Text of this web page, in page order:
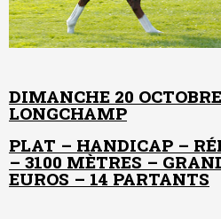
DIMANCHE 20
LONGCHAMP
PLAT – HANDICAP –
– 3100 MÈTRES –
EUROS – 14 PARTANTS